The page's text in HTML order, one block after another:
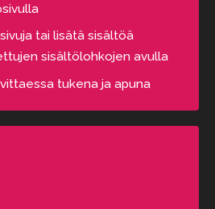
tai lisätä sisältöä
sisältölohkojen avulla
tukena ja apuna